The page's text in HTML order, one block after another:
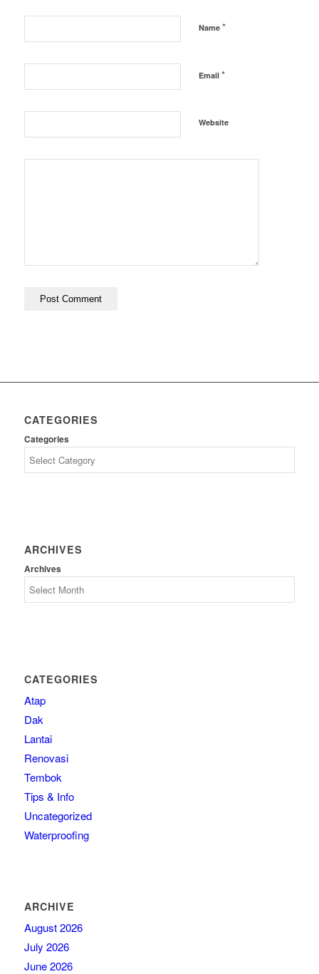
Name *
Email *
Website
CATEGORIES
Categories
ARCHIVES
Archives
CATEGORIES
Atap
Dak
Lantai
Renovasi
Tembok
Tips & Info
Uncategorized
Waterproofing
ARCHIVE
August 2026
July 2026
June 2026